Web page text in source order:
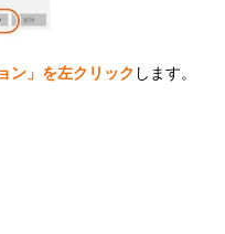
ン」を左クリック します。